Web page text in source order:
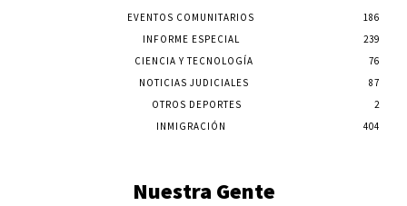
EVENTOS COMUNITARIOS
186
INFORME ESPECIAL
239
CIENCIA Y TECNOLOGÍA
76
NOTICIAS JUDICIALES
87
OTROS DEPORTES
2
INMIGRACIÓN
404
Nuestra Gente